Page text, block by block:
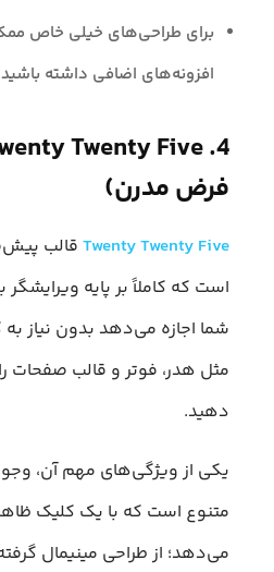
برای طراحی‌های خیلی خاص
افزونه‌های اضافی داشته باشید
فرض مدرن)
Twenty Twenty Five قالب
است که کاملاً بر پایه
شما اجازه می‌دهد بدون نیاز
مثل هدر، فوتر و قالب صفحات
دهید.
یکی از ویژگی‌های مهم آن،
متنوع است که با یک کلیک
می‌دهد؛ از طراحی مینیمال